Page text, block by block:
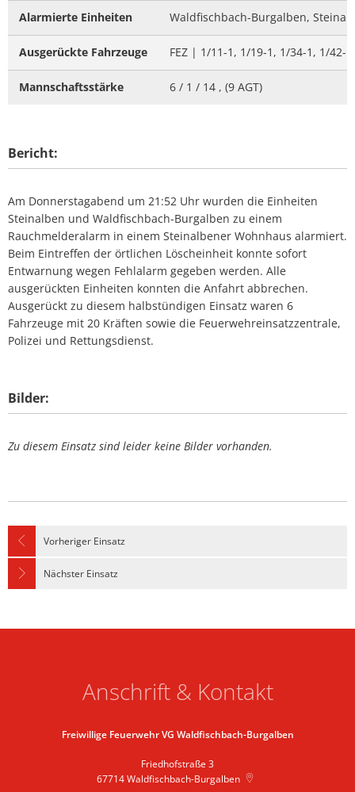
Alarmierte Einheiten Waldfischbach-Burgalben,
Ausgerückte Fahrzeuge FEZ | 1/11-1, 1/19-1, 1/34-1, 1/42-
Mannschaftsstärke 6 / 1 / 14 , (9 AGT)
Bericht:
Am Donnerstagabend um 21:52 Uhr wurden die Einheiten
Steinalben und Waldfischbach-Burgalben zu einem
Rauchmelderalarm in einem Steinalbener Wohnhaus alarmiert.
Beim Eintreffen der örtlichen Löscheinheit konnte sofort
Entwarnung wegen Fehlalarm gegeben werden. Alle
ausgerückten Einheiten konnten die Anfahrt abbrechen.
Ausgerückt zu diesem halbstündigen Einsatz waren 6
Fahrzeuge mit 20 Kräften sowie die Feuerwehreinsatzzentrale,
Polizei und Rettungsdienst.
Bilder:
Zu diesem Einsatz sind leider keine Bilder vorhanden.
Vorheriger Einsatz
Nächster Einsatz
Anschrift & Kontakt
Freiwillige Feuerwehr VG Waldfischbach-Burgalben
Friedhofstraße 3
67714 Waldfischbach-Burgalben